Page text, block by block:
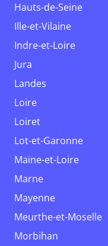
Hauts-de-Seine
Ille-et-Vilaine
Indre-et-Loire
Jura
Landes
Loire
Loiret
Lot-et-Garonne
Maine-et-Loire
Marne
Mayenne
Meurthe-et-Moselle
Morbihan